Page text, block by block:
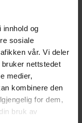
innhold og
sosiale
vår. Vi deler
nettstedet
medier,
kombinere den
for dem,
bruk av
og stabil bruk,
recliner i ett.
opptil 130° og